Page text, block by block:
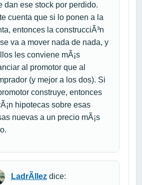
dan ese stock por perdido.
cuenta que si lo ponen a la
entonces la construcciÃ³n
va a mover nada de nada, y
les conviene mÃ¡s
al promotor que al
(y mejor a los dos). Si
construye, entonces
hipotecas sobre esas
nuevas a un precio mÃ¡s
LadrÃ­llez dice: